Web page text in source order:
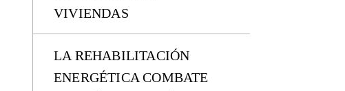
VIVIENDAS
LA REHABILITACIÓN
ENERGÉTICA COMBATE